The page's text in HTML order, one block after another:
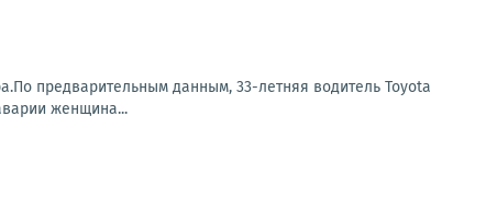
предварительным данным, 33-летняя водитель Toyota
женщина...